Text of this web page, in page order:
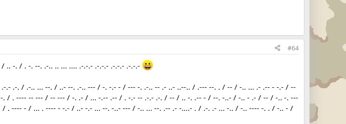
#64
-. / . -. --. .-.. .. ... .... .-.-.- .-.-.- .-.-.- .-.-.-
.-. / .-.. ... --. / ..- --. .-.. --- / -. -.- - / --- -. .-.. -- .- ..- ..--.. / .--- --. . / -- / -.. ... .- .-- - -.- / --
/ . ---- -- --- / -- --- / -. .- / ... -.-- .-- / . -.- -- .-.- .-. / -- / .. -. .-- - / --. -..- / -.. - .- / -- / -.. -. ---
---- - / ... . ---- - -.- / ..- -.- ... --. -..- --- / -.. ... --. .-- .- -....- . / .-. .- ... -.. / -.. ---- -. . / -.. - /